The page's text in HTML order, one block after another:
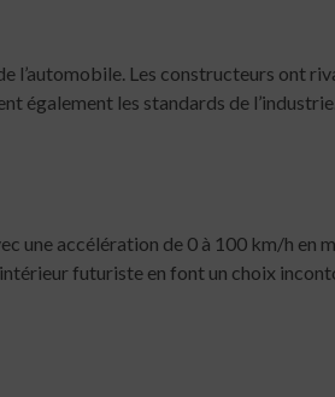
l’automobile. Les constructeurs ont
également les standards de
une accélération de 0 à 100 km/h en
futuriste en font un choix